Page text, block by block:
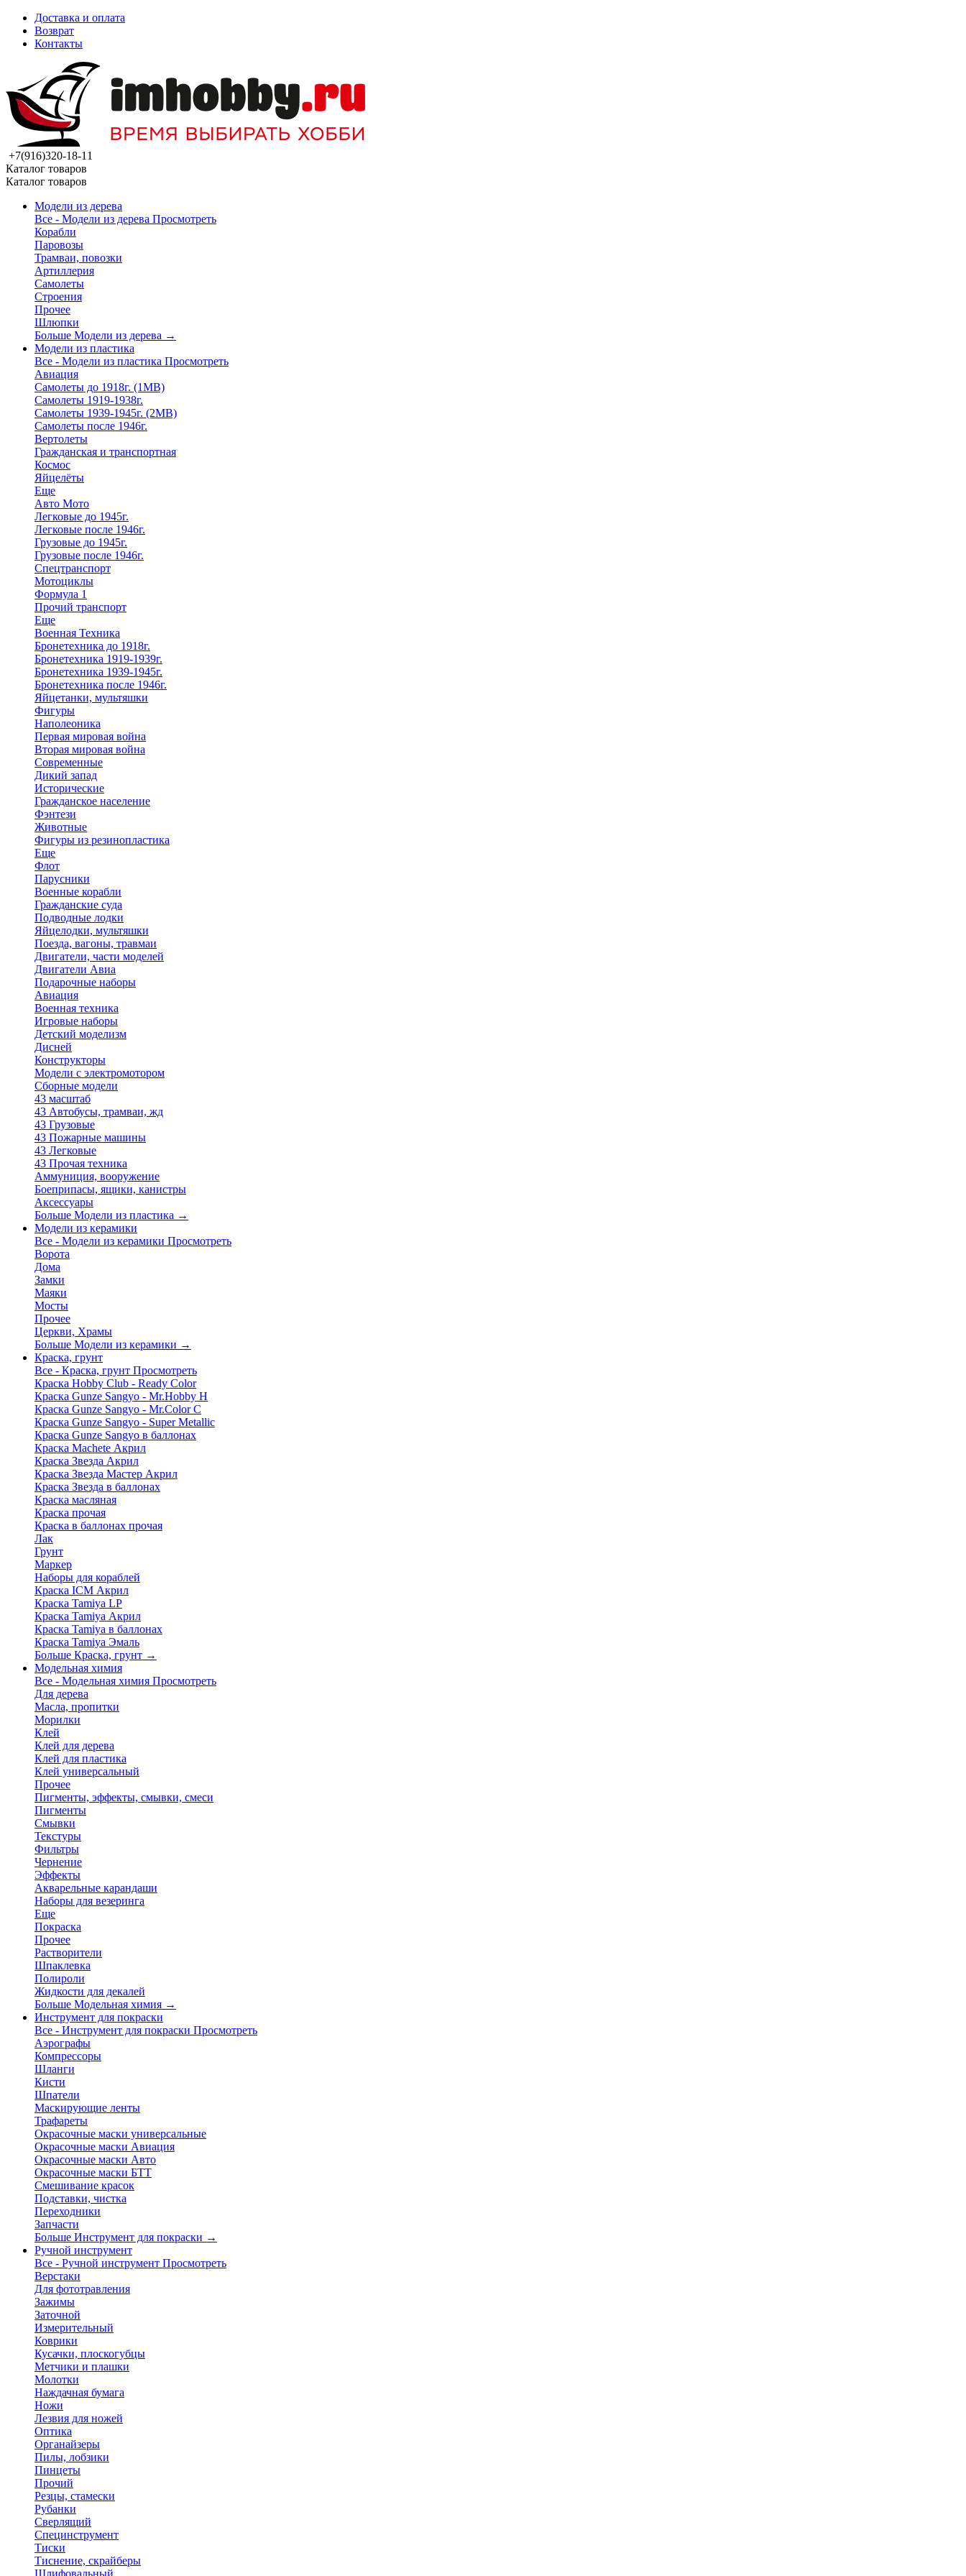
Доставка и оплата
Возврат
Контакты
+7(916)320-18-11
Каталог товаров
Каталог товаров
Модели из дерева
Все - Модели из дерева Просмотреть
Корабли
Паровозы
Трамваи, повозки
Артиллерия
Самолеты
Строения
Прочее
Шлюпки
Больше Модели из дерева →
Модели из пластика
Все - Модели из пластика Просмотреть
Авиация
Самолеты до 1918г. (1МВ)
Самолеты 1919-1938г.
Самолеты 1939-1945г. (2МВ)
Самолеты после 1946г.
Вертолеты
Гражданская и транспортная
Космос
Яйцелёты
Еще
Авто Мото
Легковые до 1945г.
Легковые после 1946г.
Грузовые до 1945г.
Грузовые после 1946г.
Спецтранспорт
Мотоциклы
Формула 1
Прочий транспорт
Еще
Военная Техника
Бронетехника до 1918г.
Бронетехника 1919-1939г.
Бронетехника 1939-1945г.
Бронетехника после 1946г.
Яйцетанки, мультяшки
Фигуры
Наполеоника
Первая мировая война
Вторая мировая война
Современные
Дикий запад
Исторические
Гражданское население
Фэнтези
Животные
Фигуры из резинопластика
Еще
Флот
Парусники
Военные корабли
Гражданские суда
Подводные лодки
Яйцелодки, мультяшки
Поезда, вагоны, травмаи
Двигатели, части моделей
Двигатели Авиа
Подарочные наборы
Авиация
Военная техника
Игровые наборы
Детский моделизм
Дисней
Конструкторы
Модели с электромотором
Сборные модели
43 масштаб
43 Автобусы, трамваи, жд
43 Грузовые
43 Пожарные машины
43 Легковые
43 Прочая техника
Аммуниция, вооружение
Боеприпасы, ящики, канистры
Аксессуары
Больше Модели из пластика →
Модели из керамики
Все - Модели из керамики Просмотреть
Ворота
Дома
Замки
Маяки
Мосты
Прочее
Церкви, Храмы
Больше Модели из керамики →
Краска, грунт
Все - Краска, грунт Просмотреть
Краска Hobby Club - Ready Color
Краска Gunze Sangyo - Mr.Hobby H
Краска Gunze Sangyo - Mr.Color C
Краска Gunze Sangyo - Super Metallic
Краска Gunze Sangyo в баллонах
Краска Machete Акрил
Краска Звезда Акрил
Краска Звезда Мастер Акрил
Краска Звезда в баллонах
Краска масляная
Краска прочая
Краска в баллонах прочая
Лак
Грунт
Маркер
Наборы для кораблей
Краска ICM Акрил
Краска Tamiya LP
Краска Tamiya Акрил
Краска Tamiya в баллонах
Краска Tamiya Эмаль
Больше Краска, грунт →
Модельная химия
Все - Модельная химия Просмотреть
Для дерева
Масла, пропитки
Морилки
Клей
Клей для дерева
Клей для пластика
Клей универсальный
Прочее
Пигменты, эффекты, смывки, смеси
Пигменты
Смывки
Текстуры
Фильтры
Чернение
Эффекты
Акварельные карандаши
Наборы для везеринга
Еще
Покраска
Прочее
Растворители
Шпаклевка
Полироли
Жидкости для декалей
Больше Модельная химия →
Инструмент для покраски
Все - Инструмент для покраски Просмотреть
Аэрографы
Компрессоры
Шланги
Кисти
Шпатели
Маскирующие ленты
Трафареты
Окрасочные маски универсальные
Окрасочные маски Авиация
Окрасочные маски Авто
Окрасочные маски БТТ
Смешивание красок
Подставки, чистка
Переходники
Запчасти
Больше Инструмент для покраски →
Ручной инструмент
Все - Ручной инструмент Просмотреть
Верстаки
Для фототравления
Зажимы
Заточной
Измерительный
Коврики
Кусачки, плоскогубцы
Метчики и плашки
Молотки
Наждачная бумага
Ножи
Лезвия для ножей
Оптика
Органайзеры
Пилы, лобзики
Пинцеты
Прочий
Резцы, стамески
Рубанки
Сверлящий
Специнструмент
Тиски
Тиснение, скрайберы
Шлифовальный